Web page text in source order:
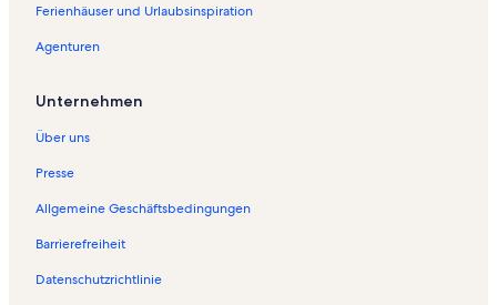
Ferienhäuser und Urlaubsinspiration
Agenturen
Unternehmen
Über uns
Presse
Allgemeine Geschäftsbedingungen
Barrierefreiheit
Datenschutzrichtlinie